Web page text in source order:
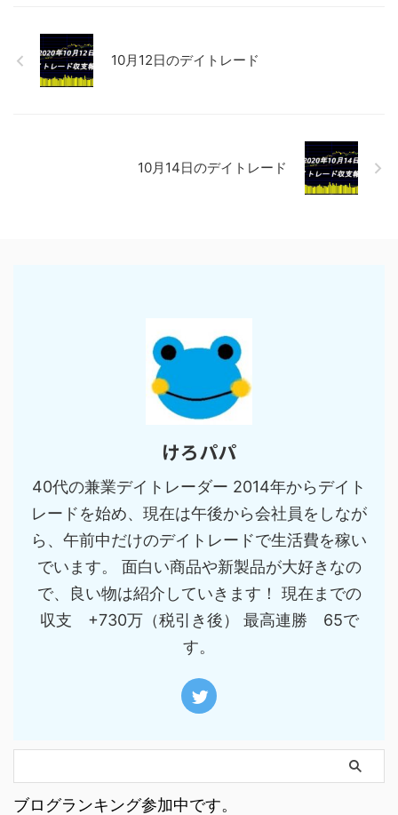
10月12日のデイトレード
10月14日のデイトレード
けろパパ
40代の兼業デイトレーダー 2014年からデイト
レードを始め、現在は午後から会社員をしなが
ら、午前中だけのデイトレードで生活費を稼い
でいます。 面白い商品や新製品が大好きなの
で、良い物は紹介していきます！ 現在までの
収支 +730万（税引き後） 最高連勝 65で
す。
ブログランキング参加中です。